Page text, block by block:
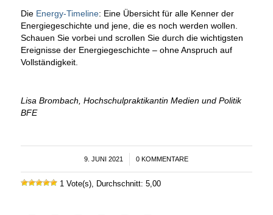
Die Energy-Timeline: Eine Übersicht für alle Kenner der
Energiegeschichte und jene, die es noch werden wollen.
Schauen Sie vorbei und scrollen Sie durch die wichtigsten
Ereignisse der Energiegeschichte – ohne Anspruch auf
Vollständigkeit.
Lisa Brombach, Hochschulpraktikantin Medien und Politik
BFE
9. JUNI 2021
/ 0 KOMMENTARE
1 Vote(s), Durchschnitt: 5,00